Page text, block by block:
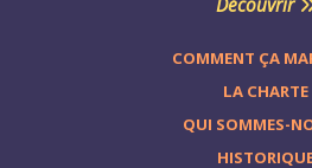
Découvrir
COMMENT ÇA
LA CHARTE
QUI SOMMES-